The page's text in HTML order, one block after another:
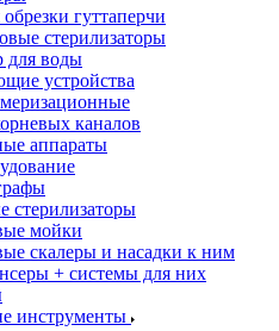
гуттаперчи
стерилизаторы
для воды
устройства
каналов
аппараты
стерилизаторы
мойки
скалеры и насадки к ним
+ системы для них
инструменты